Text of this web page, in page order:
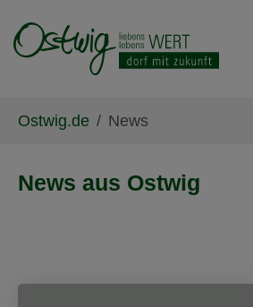
Ostwig.de News
News aus Ostwig